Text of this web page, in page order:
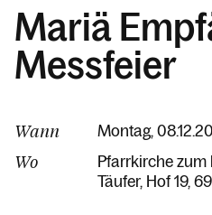
Personen
Kontakt
Mariä
Messfeier
Wann Montag,
Wo
Pfarrkirche
Täufer Hof 19